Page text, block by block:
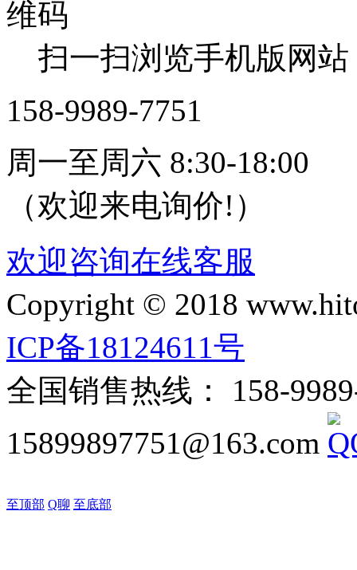
扫一扫浏览手机版网站
158-9989-7751
周一至周六 8:30-18:00
（欢迎来电询价!）
欢迎咨询在线客服
Copyright © 2018
ICP备18124611号
全国销售热线： 158-
15899897751@163.com
至顶部 Q聊 至底部